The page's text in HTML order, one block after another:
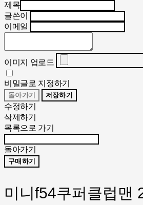
제목
글쓴이
이메일
이미지 업로드
비밀글로 지정하기
돌아가기 저장하기
수정하기
삭제하기
목록으로 가기
돌아가기
구매하기
미니f54쿠퍼클럽맨